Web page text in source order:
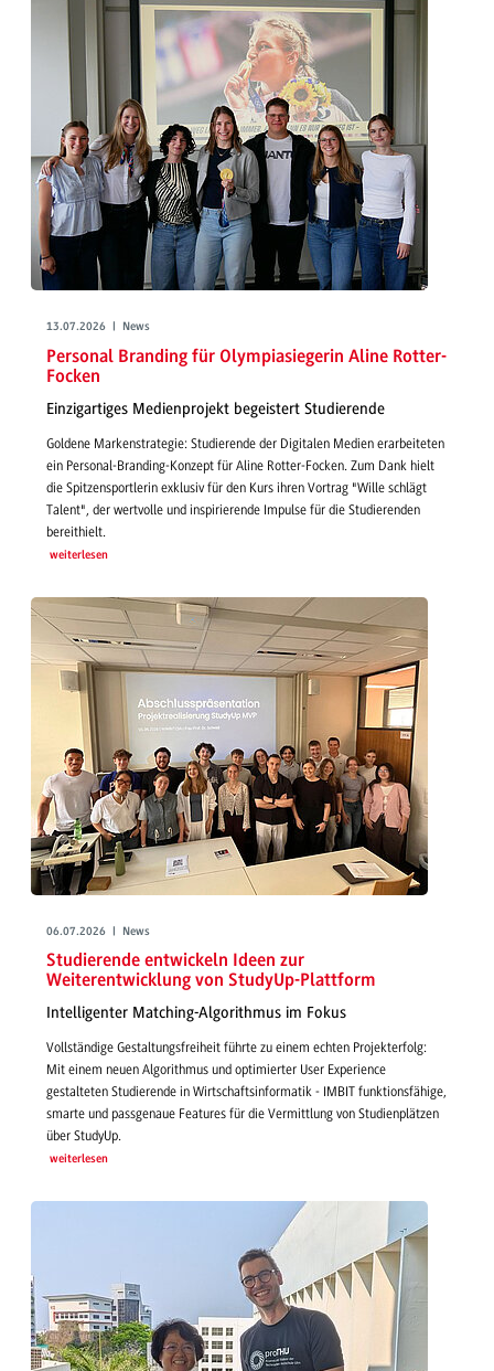
13.07.2026 | News
Personal Branding für Olympiasiegerin Aline Rotter-
Focken
Einzigartiges Medienprojekt begeistert Studierende
Goldene Markenstrategie: Studierende der Digitalen Medien erarbeiteten
ein Personal-Branding-Konzept für Aline Rotter-Focken. Zum Dank hielt
die Spitzensportlerin exklusiv für den Kurs ihren Vortrag "Wille schlägt
Talent", der wertvolle und inspirierende Impulse für die Studierenden
bereithielt.
weiterlesen
06.07.2026 | News
Studierende entwickeln Ideen zur
Weiterentwicklung von StudyUp-Plattform
Intelligenter Matching-Algorithmus im Fokus
Vollständige Gestaltungsfreiheit führte zu einem echten Projekterfolg:
Mit einem neuen Algorithmus und optimierter User Experience
gestalteten Studierende in Wirtschaftsinformatik - IMBIT funktionsfähige,
smarte und passgenaue Features für die Vermittlung von Studienplätzen
über StudyUp.
weiterlesen